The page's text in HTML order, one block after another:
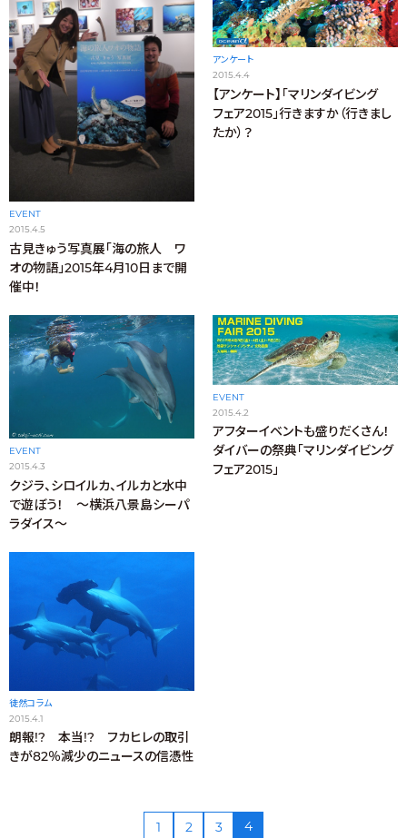
EVENT
2015.4.5
古見きゅう写真展「海の旅人 ワ
オの物語」2015年4月10日まで開
催中！
アンケート
2015.4.4
【アンケート】「マリンダイビング
フェア2015」行きますか（行きまし
たか）？
EVENT
2015.4.3
クジラ、シロイルカ、イルカと水中
で遊ぼう！ ～横浜八景島シーパ
ラダイス～
EVENT
2015.4.2
アフターイベントも盛りだくさん！
ダイバーの祭典「マリンダイビング
フェア2015」
徒然コラム
2015.4.1
朗報!? 本当!? フカヒレの取引
きが82％減少のニュースの信憑性
1 2 3 4